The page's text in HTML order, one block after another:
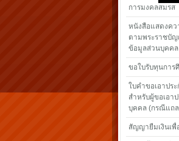
การมงคลสมรส
หนังสือแสดงคว
ตามพระราชบั
ข้อมูลส่วนบุคคล
ขอใบรับทุนการ
ใบคำขอเอาปร
สำหรับผู้ขอเอา
บุคคล (กรณีแถ
สัญญายืมเงินเพื่